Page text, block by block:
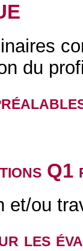
du
et/ou
les